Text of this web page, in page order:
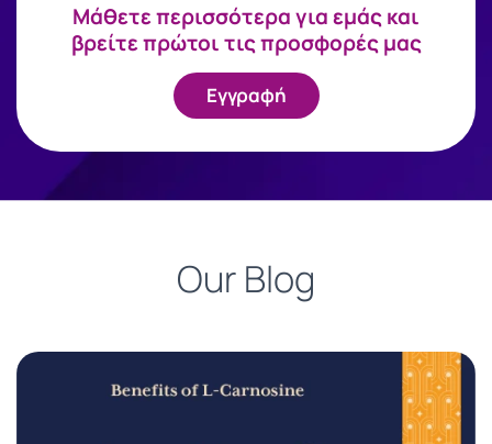
Mάθετε περισσότερα για εμάς και
βρείτε πρώτοι τις προσφορές μας
Εγγραφή
Our Blog